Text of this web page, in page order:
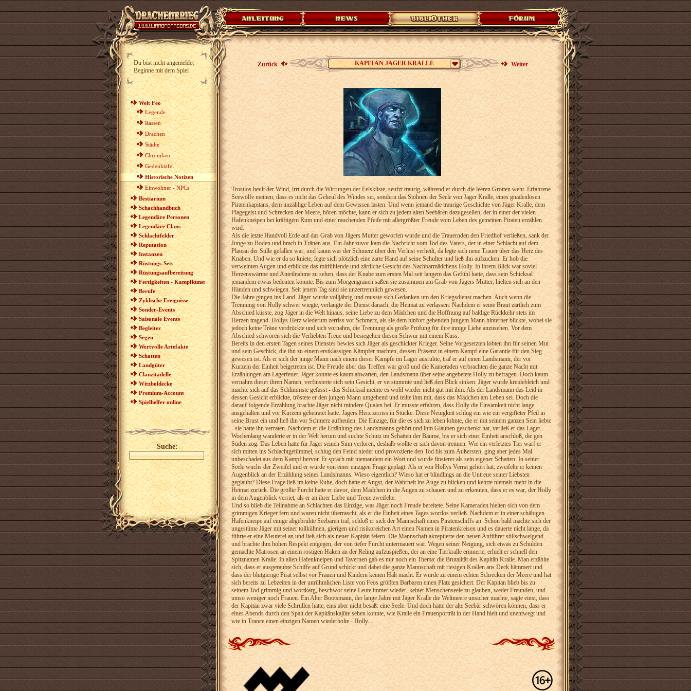
Du bist nicht angemeldet
Beginne mit dem Spiel
Welt Feo
Legende
Rassen
Drachen
Städte
Chroniken
Gedenktafel
Historische Notizen
Einwohner - NPCs
Bestiarium
Schachhandbuch
Legendäre Personen
Legendäre Clans
Schlachtfelder
Reputation
Instanzen
Rüstungs-Sets
Rüstungsaufbereitung
Fertigkeiten - Kampfkunst
Berufe
Zyklische Ereignisse
Sonder-Events
Saisonale Events
Begleiter
Segen
Wertvolle Artefakte
Schatten
Landgüter
Clanzitadelle
Witzboldecke
Premium-Account
Spielhelfer online
Suche:
Zurück KAPITÄN JÄGER KRALLE Weiter
Trostlos heult der Wind, irrt durch die Wirrungen der Felsküste, seufzt traurig, während er durch die leeren Grotten weht. Erfahrene
Seewölfe meinen, dass es nicht das Geheul des Windes sei, sondern das Stöhnen der Seele von Jäger Kralle, eines gnadenlosen
Piratenkapitäns, dem unzählige Leben auf dem Gewissen lasten. Und wenn jemand die traurige Geschichte von Jäger Kralle, dem
Plagegeist und Schrecken der Meere, hören möchte, kann er sich zu jedem alten Seebären dazugesellen, der in einer der vielen
Hafenkneipen bei kräftigem Rum und einer rauchenden Pfeife mit allergrößter Freude vom Leben des gemeinen Piraten erzählen
wird.
Als die letzte Handvoll Erde auf das Grab von Jägers Mutter geworfen wurde und die Trauernden den Friedhof verließen, sank der
Junge zu Boden und brach in Tränen aus. Ein Jahr zuvor kam die Nachricht vom Tod des Vaters, der in einer Schlacht auf dem
Plateau der Stille gefallen war, und kaum war der Schmerz über den Verlust verheilt, da legte sich neue Trauer über das Herz des
Knaben. Und wie er da so kniete, legte sich plötzlich eine zarte Hand auf seine Schulter und ließ ihn aufzucken. Er hob die
verweinten Augen und erblickte das mitfühlende und zärtliche Gesicht des Nachbarmädchens Holly. In ihrem Blick war soviel
Herzenswärme und Anteilnahme zu sehen, dass der Knabe zum ersten Mal seit langem das Gefühl hatte, dass sein Schicksal
jemandem etwas bedeuten könnte. Bis zum Morgengrauen saßen sie zusammen am Grab von Jägers Mutter, hielten sich an den
Händen und schwiegen. Seit jenem Tag sind sie unzertrennlich gewesen.
Die Jahre gingen ins Land. Jäger wurde volljährig und musste sich Gedanken um den Kriegsdienst machen. Auch wenn die
Trennung von Holly schwer wiegte, verlangte der Dienst danach, die Heimat zu verlassen. Nachdem er seine Braut zärtlich zum
Abschied küsste, zog Jäger in die Welt hinaus, seine Liebe zu dem Mädchen und die Hoffnung auf baldige Rückkehr stets im
Herzen tragend. Hollys Herz wiederum zerriss vor Schmerz, als sie dem hinfort gehenden jungem Mann hinterher blickte, wobei sie
jedoch keine Träne verdrückte und sich vornahm, die Trennung als große Prüfung für ihre innige Liebe anzusehen. Vor dem
Abschied schworen sich die Verliebten Treue und besiegelten diesen Schwur mit einem Kuss.
Bereits in den ersten Tagen seines Dienstes bewies sich Jäger als geschickter Krieger. Seine Vorgesetzten lobten ihn für seinen Mut
und sein Geschick, die ihn zu einem erstklassigen Kämpfer machten, dessen Präsenz in einem Kampf eine Garantie für den Sieg
gewesen ist. Als er sich der junge Mann nach einem dieser Kämpfe im Lager ausruhte, traf er auf einen Landsmann, der vor
Kurzem der Einheit beigetreten ist. Die Freude über das Treffen war groß und die Kameraden verbrachten die ganze Nacht mit
Erzählungen am Lagerfeuer. Jäger konnte es kaum abwarten, den Landsmann über seine angebetete Holly zu befragen. Doch kaum
vernahm dieser ihren Namen, verfinsterte sich sein Gesicht, er verstummte und ließ den Blick sinken. Jäger wurde kreidebleich und
machte sich auf das Schlimmste gefasst - das Schicksal meinte es wohl wieder nicht gut mit ihm. Als der Landsmann das Leid in
dessen Gesicht erblickte, tröstete er den jungen Mann umgehend und teilte ihm mit, dass das Mädchen am Leben sei. Doch die
darauf folgende Erzählung brachte Jäger nicht mindere Qualen bei. Er musste erfahren, dass Holly die Einsamkeit nicht lange
ausgehalten und vor Kurzem geheiratet hatte. Jägers Herz zerriss in Stücke. Diese Neuigkeit schlug ein wie ein vergifteter Pfeil in
seine Brust ein und ließ ihn vor Schmerz aufheulen. Die Einzige, für die es sich zu leben lohnte, die er mit seinem ganzen Sein liebte
- sie hatte ihn verraten. Nachdem er die Erzählung des Landsmanns gehört und ihm Glauben geschenkt hat, verließ er das Lager.
Wochenlang wanderte er in der Welt herum und suchte Schutz im Schatten der Bäume, bis er sich einer Einheit anschloß, die gen
Süden zog. Das Leben hatte für Jäger seinen Sinn verloren, deshalb wollte er sich davon trennen. Wie ein verletztes Tier warf er
sich mitten ins Schlachtgetümmel, schlug den Feind nieder und provozierte den Tod bis zum Äußersten, ging aber jedes Mal
unbeschadet aus dem Kampf hervor. Er sprach mit niemandem ein Wort und wurde finsterer als sein eigener Schatten. In seiner
Seele wuchs der Zweifel und er wurde von einer einzigen Frage geplagt. Als er von Hollys Verrat gehört hat, zweifelte er keinen
Augenblick an der Erzählung seines Landsmanns. Wieso eigentlich? Wieso hat er blindlings an die Untreue seiner Liebsten
geglaubt? Diese Frage ließ im keine Ruhe, doch hatte er Angst, der Wahrheit ins Auge zu blicken und kehrte niemals mehr in die
Heimat zurück. Die größte Furcht hatte er davor, dem Mädchen in die Augen zu schauen und zu erkennen, dass er es war, der Holly
in dem Augenblick verriet, als er an ihrer Liebe und Treue zweifelte.
Und so blieb die Teilnahme an Schlachten das Einzige, was Jäger noch Freude bereitete. Seine Kameraden hielten sich von dem
grimmigen Krieger fern und waren nicht überrascht, als er die Einheit eines Tages wortlos verließ. Nachdem er in einer schäbigen
Hafenkneipe auf einige abgebrühte Seebären traf, schloß er sich der Mannschaft eines Piratenschiffs an. Schon bald machte sich der
ungestüme Jäger mit seiner tollkühnen, gierigen und risikoreichen Art einen Namen in Piratenkreisen und es dauerte nicht lange, da
führte er eine Meuterei an und ließ sich als neuer Kapitän feiern. Die Mannschaft akzeptierte den neuen Anführer stillschweigend
und brachte ihm hohen Respekt entgegen, der von tiefer Furcht untermauert war. Wegen seiner Neigung, sich etwas zu Schulden
gemachte Matrosen an einem rostigen Haken an der Reling aufzuspießen, der an eine Tierkralle erinnerte, erhielt er schnell den
Spitznamen Kralle. In allen Hafenkneipen und Tavernen gab es nur noch ein Thema: die Brutalität des Kapitän Kralle. Man erzählte
sich, dass er ausgeraubte Schiffe auf Grund schickt und dabei die ganze Mannschaft mit riesigen Krallen ans Deck hämmert und
dass der blutgierige Pirat selbst vor Frauen und Kindern keinen Halt macht. Er wurde zu einem echten Schrecken der Meere und hat
sich bereits zu Lebzeiten in der unrühmlichen Liste von Feos größten Barbaren einen Platz gesichert. Der Kapitän blieb bis zu
seinem Tod grimmig und wortkarg, beschwor seine Leute immer wieder, keiner Menschenseele zu glauben, weder Freunden, und
umso weniger noch Frauen. Ein Alter Bootsmann, der lange Jahre mit Jäger Kralle die Weltmeere unsicher machte, sagte einst, dass
der Kapitän zwar viele Schrullen hatte, eins aber nicht besaß: eine Seele. Und doch hätte der alte Seebär schwören können, dass er
eines Abends durch den Spalt der Kapitänskajüte sehen konnte, wie Kralle ein Frauenporträt in der Hand hielt und unentwegt und
wie in Trance einen einzigen Namen wiederholte - Holly...